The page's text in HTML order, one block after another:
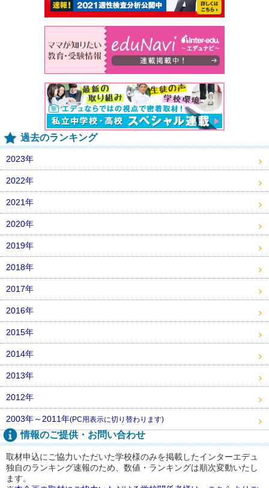
過去のランキング
2023年
2022年
2021年
2020年
2019年
2018年
2017年
2016年
2015年
2014年
2013年
2012年
2003年～2011年(PC用表示に切り替わります)
情報のご提供・お問い合わせ
取材申込にご協力いただいた学校様のみを掲載したインターエデュ
独自のランキング速報のため、数値・ランキングは順次変動いたし
ます。